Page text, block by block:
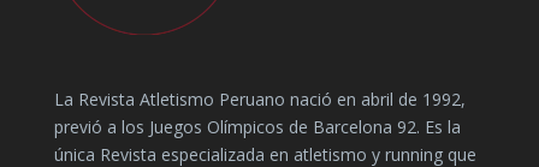
La Revista Atletismo Peruano nació en abril de 1992,
previó a los Juegos Olímpicos de Barcelona 92. Es la
única Revista especializada en atletismo y running que